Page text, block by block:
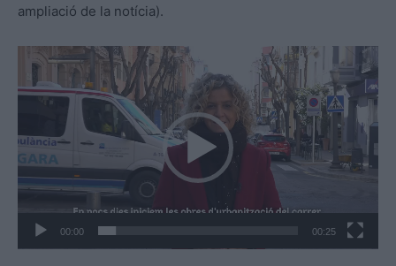
ampliació de la notícia).
o
d
u
00:00 00:25